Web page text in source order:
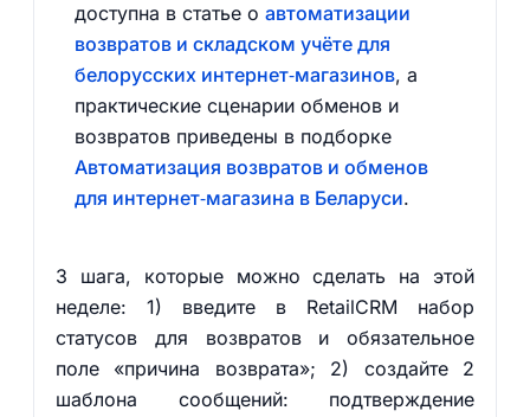
доступна в статье о автоматизации
возвратов и складском учёте для
белорусских интернет‑магазинов, а
практические сценарии обменов и
возвратов приведены в подборке
Автоматизация возвратов и обменов
для интернет‑магазина в Беларуси.
3 шага, которые можно сделать на этой
неделе: 1) введите в RetailCRM набор
статусов для возвратов и обязательное
поле «причина возврата»; 2) создайте 2
шаблона сообщений: подтверждение